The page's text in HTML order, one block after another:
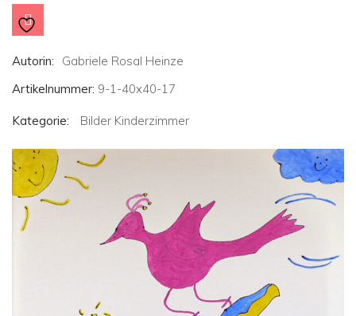
Menge
Autorin:
Gabriele Rosal Heinze
Artikelnummer: 9-1-40x40-17
Kategorie: Bilder Kinderzimmer